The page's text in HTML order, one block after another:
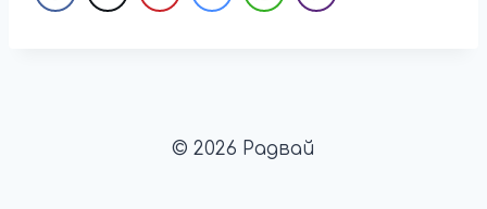
© 2026 Радвай